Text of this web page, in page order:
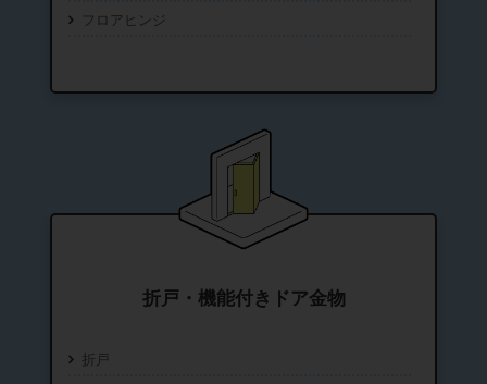
フロアヒンジ
折戸・機能付きドア金物
折戸